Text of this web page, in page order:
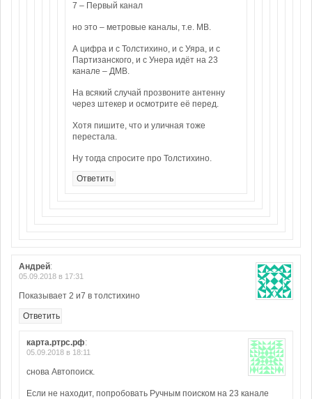
7 – Первый канал
но это – метровые каналы, т.е. МВ.
А цифра и с Толстихино, и с Уяра, и с
Партизанского, и с Унера идёт на 23
канале – ДМВ.
На всякий случай прозвоните антенну
через штекер и осмотрите её перед.
Хотя пишите, что и уличная тоже
перестала.
Ну тогда спросите про Толстихино.
Ответить
Андрей:
05.09.2018 в 17:31
Показывает 2 и7 в толстихино
Ответить
карта.ртрс.рф:
05.09.2018 в 18:11
снова Автопоиск.
Если не находит, попробовать Ручным поиском на 23 канале